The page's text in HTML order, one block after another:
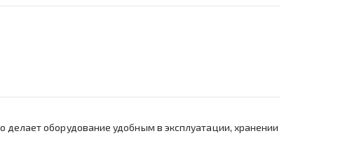
делает оборудование удобным в эксплуатации, хранении